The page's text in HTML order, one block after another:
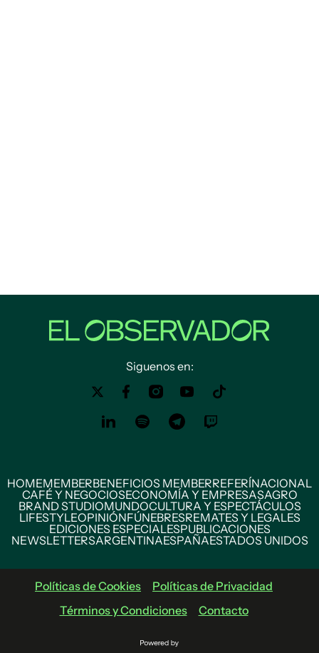
Siguenos en:
HOMEMEMBERBENEFICIOS MEMBERREFERÍNACIONAL
CAFÉ Y NEGOCIOSECONOMÍA Y EMPRESASAGRO
BRAND STUDIOMUNDOCULTURA Y ESPECTÁCULOS
LIFESTYLEOPINIÓNFÚNEBRESREMATES Y LEGALES
EDICIONES ESPECIALESPUBLICACIONES
NEWSLETTERSARGENTINAESPAÑAESTADOS UNIDOS
Políticas de Cookies
Políticas de Privacidad
Términos y Condiciones
Contacto